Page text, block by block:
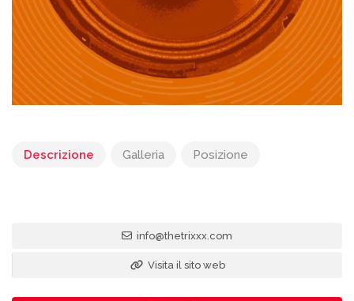
Descrizione Galleria Posizione
info@thetrixxx.com
Visita il sito web